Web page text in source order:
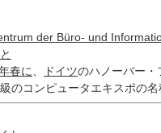
der Büro- und
春に ドイツのハノーバー・
級のコンピュータエキスポの名